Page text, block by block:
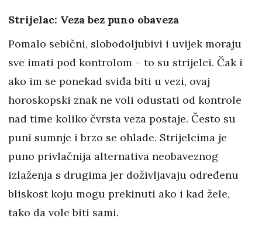
Strijelac: Veza bez puno obaveza
Pomalo sebični, slobodoljubivi i uvijek moraju
sve imati pod kontrolom – to su strijelci. Čak i
ako im se ponekad sviđa biti u vezi, ovaj
horoskopski znak ne voli odustati od kontrole
nad time koliko čvrsta veza postaje. Često su
puni sumnje i brzo se ohlade. Strijelcima je
puno privlačnija alternativa neobaveznog
izlaženja s drugima jer doživljavaju određenu
bliskost koju mogu prekinuti ako i kad žele,
tako da vole biti sami.